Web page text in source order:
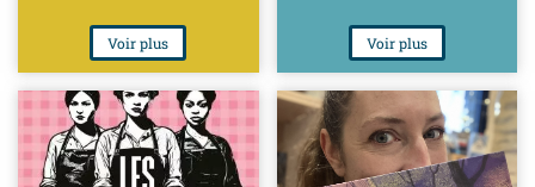
Voir plus Voir plus